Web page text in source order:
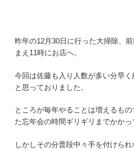
昨年の12月30日に行った大掃除、
まえ11時にお店へ。
今回は佐藤も入り人数が多い分早く
と思っておりました。
ところが毎年やることは増えるも
た忘年会の時間ギリギリまでかかっ
しかしその分普段中々手を付けら